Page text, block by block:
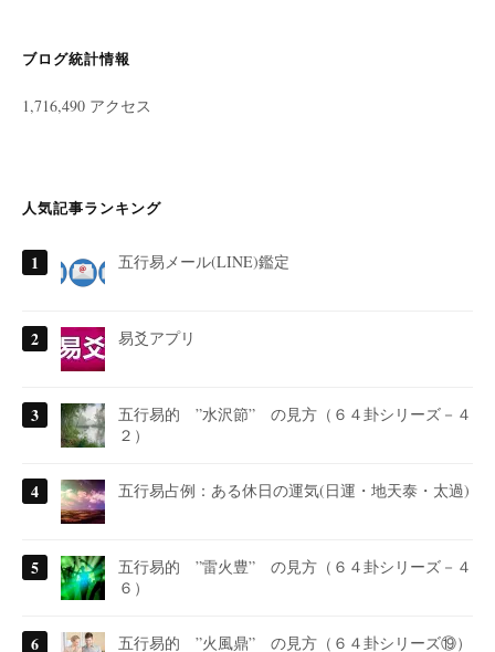
ブログ統計情報
1,716,490 アクセス
人気記事ランキング
五行易メール(LINE)鑑定
易爻アプリ
五行易的 ”水沢節” の見方（６４卦シリーズ－４
２）
五行易占例：ある休日の運気(日運・地天泰・太過)
五行易的 ”雷火豊” の見方（６４卦シリーズ－４
６）
五行易的 ”火風鼎” の見方（６４卦シリーズ⑲）